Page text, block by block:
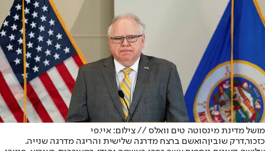
מושל מדינת מינסוטה טים וואלס // צילום: איי.פי
כזכור,דרק שוביןהואשם ברצח מדרגה שלישית והריגה מדרגה שנייה.